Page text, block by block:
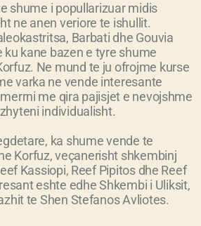
shume i popullarizuar midis
ne anen veriore te ishullit.
Barbati dhe Gouvia
kane bazen e tyre shume
Ne mund te ju ofrojme kurse
varka ne vende interesante
me qira pajisjet e nevojshme
individualisht.
ka shume vende te
Korfuz, veçanerisht shkembinj
Kassiopi, Reef Pipitos dhe Reef
eshte edhe Shkembi i Uliksit,
te Shen Stefanos Avliotes.